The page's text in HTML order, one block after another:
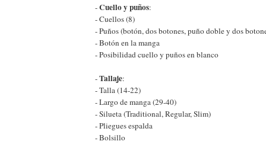
-Cuello y puños:
- Cuellos (8)
- Puños (botón, dos botones, puño doble y dos
- Botón en la manga
- Posibilidad cuello y puños en blanco
-Tallaje:
- Talla (14-22)
- Largo de manga (29-40)
- Silueta (Traditional, Regular, Slim)
- Pliegues espalda
- Bolsillo